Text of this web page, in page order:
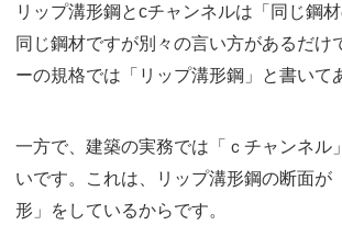
リップ溝形鋼とcチャンネルは「同じ鋼材
同じ鋼材ですが別々の言い方があるだけ
ーの規格では「リップ溝形鋼」と書いて
一方で、建築の実務では「ｃチャンネル
いです。これは、リップ溝形鋼の断面が
形」をしているからです。